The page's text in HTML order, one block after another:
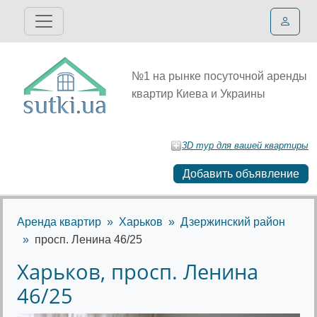
№1 на рынке посуточной аренды
квартир Киева и Украины
3D тур для вашей квартиры
Добавить объявление
Аренда квартир Харьков
Дзержинский район
просп. Ленина 46/25
Харьков, просп. Ленина
46/25